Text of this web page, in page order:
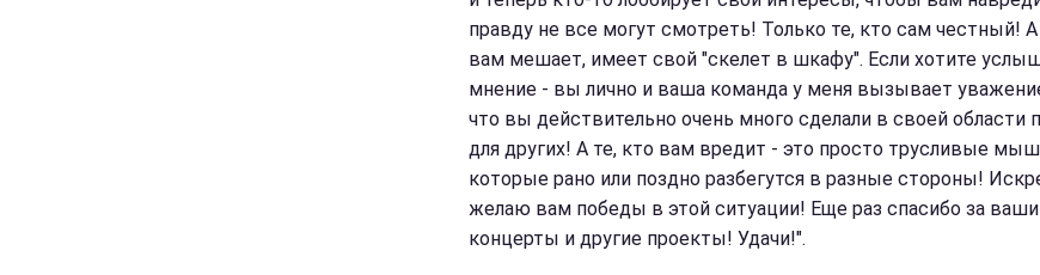
правду не все могут смотреть! Только те, кто сам честный! А
вам мешает, имеет свой "скелет в шкафу". Если хотите
мнение - вы лично и ваша команда у меня вызывает
что вы действительно очень много сделали в своей области
для других! А те, кто вам вредит - это просто трусливые
которые рано или поздно разбегутся в разные стороны!
желаю вам победы в этой ситуации! Еще раз спасибо за
концерты и другие проекты! Удачи!".